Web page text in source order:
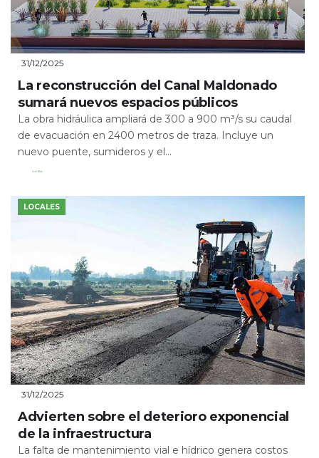
31/12/2025
La reconstrucción del Canal Maldonado
sumará nuevos espacios públicos
La obra hidráulica ampliará de 300 a 900 m³/s su caudal
de evacuación en 2400 metros de traza. Incluye un
nuevo puente, sumideros y el...
Leer Más
LOCALES
31/12/2025
Advierten sobre el deterioro exponencial
de la infraestructura
La falta de mantenimiento vial e hídrico genera costos